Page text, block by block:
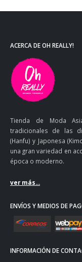
ACERCA DE OH REALLY!
Tienda de Moda
tradicionales de las
(Hanfu) y Japonesa
una gran variedad en
época o moderno.
ver más...
ENVÍOS Y MEDIOS DE
INFORMACIÓN DE